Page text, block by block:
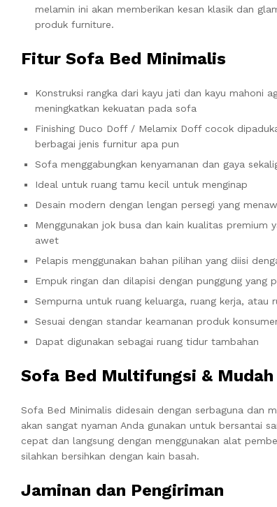
melamin ini akan memberikan kesan klasik dan
produk furniture.
Fitur Sofa Bed Minimalis
Konstruksi rangka dari kayu jati dan kayu mahoni
meningkatkan kekuatan pada sofa
Finishing Duco Doff / Melamix Doff cocok
berbagai jenis furnitur apa pun
Sofa menggabungkan kenyamanan dan gaya
Ideal untuk ruang tamu kecil untuk menginap
Desain modern dengan lengan persegi yang
Menggunakan jok busa dan kain kualitas premium
awet
Pelapis menggunakan bahan pilihan yang diisi
Empuk ringan dan dilapisi dengan punggung yang
Sempurna untuk ruang keluarga, ruang kerja, atau
Sesuai dengan standar keamanan produk
Dapat digunakan sebagai ruang tidur tambahan
Sofa Bed Multifungsi &
Sofa Bed Minimalis didesain dengan serbaguna dan
akan sangat nyaman Anda gunakan untuk bersantai
cepat dan langsung dengan menggunakan alat
silahkan bersihkan dengan kain basah.
Jaminan dan Pengiriman